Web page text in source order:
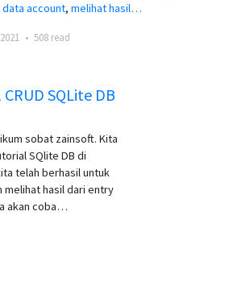
account,melihat hasil…
• 508 read
SQLite DB
sobat zainsoft. Kita
SQlite DB di
telah berhasil untuk
hasil dari entry
akan coba…